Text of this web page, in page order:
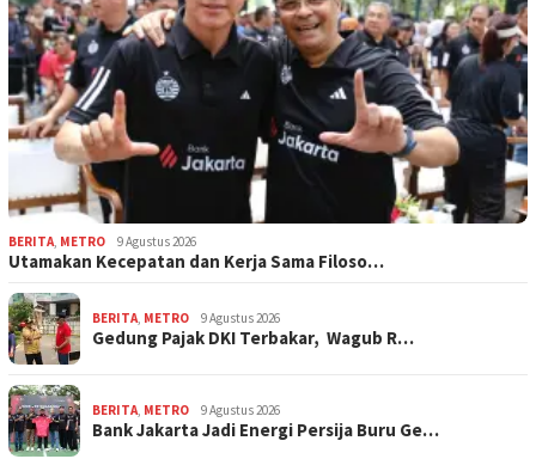
BERITA, METRO 9 Agustus 2026
Utamakan Kecepatan dan Kerja Sama Filoso…
BERITA, METRO 9 Agustus 2026
Gedung Pajak DKI Terbakar, Wagub R…
BERITA, METRO 9 Agustus 2026
Bank Jakarta Jadi Energi Persija Buru Ge…